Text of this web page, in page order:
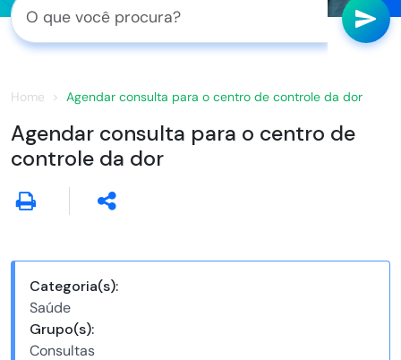
Home Agendar consulta para o centro de controle da dor
Agendar consulta para o centro de
controle da dor
Categoria(s):
Saúde
Grupo(s):
Consultas